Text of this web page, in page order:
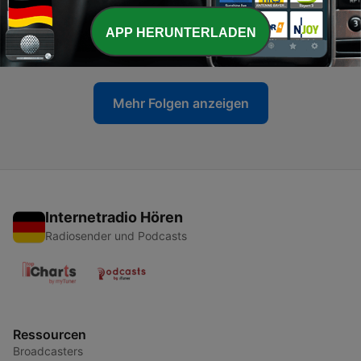
9 - 8. episode: Fokus på fremtiden i 2010'erne
07 Jul. 2026
Mehr Folgen anzeigen
Internetradio Hören
Radiosender und Podcasts
Ressourcen
Broadcasters
APP HERUNTERLADEN